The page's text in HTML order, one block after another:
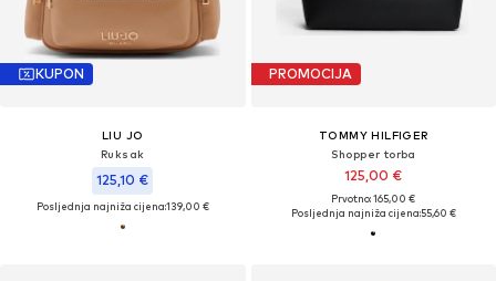
KUPON
LIU JO
Ruksak
125,10 €
Posljednja najniža cijena:139,00 €
PROMOCIJA
TOMMY HILFIGER
Shopper torba
125,00 €
Prvotno: 165,00 €
Posljednja najniža cijena:55,60 €